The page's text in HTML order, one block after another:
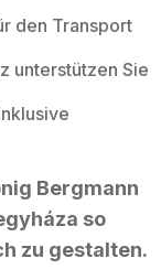
den Transport
unterstützen Sie
Bergmann
so
zu gestalten.